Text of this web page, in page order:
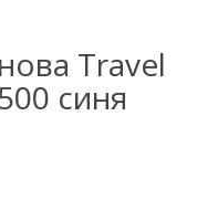
Travel
синя